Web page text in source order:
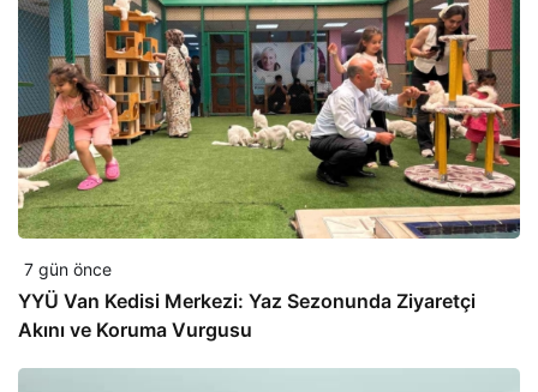
7 gün önce
YYÜ Van Kedisi Merkezi: Yaz Sezonunda Ziyaretçi
Akını ve Koruma Vurgusu